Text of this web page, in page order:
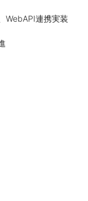
WebAPI連携実装